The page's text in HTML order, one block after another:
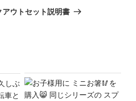
ウトセット説明書